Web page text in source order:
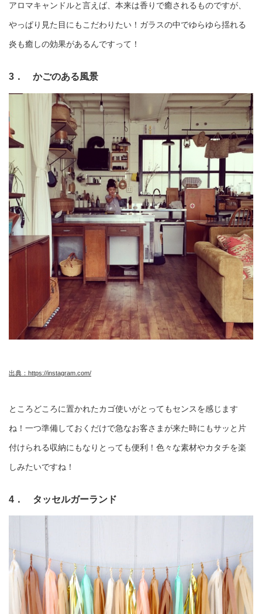
アロマキャンドルと言えば、本来は香りで癒されるものですが、
やっぱり見た目にもこだわりたい！ガラスの中でゆらゆら揺れる
炎も癒しの効果があるんですって！
3． かごのある風景
出典：https://instagram.com/
ところどころに置かれたカゴ使いがとってもセンスを感じます
ね！一つ準備しておくだけで急なお客さまが来た時にもサッと片
付けられる収納にもなりとっても便利！色々な素材やカタチを楽
しみたいですね！
4． タッセルガーランド